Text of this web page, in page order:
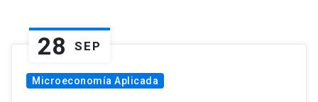
28 SEP
Microeconomía Aplicada